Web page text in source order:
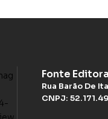
Fonte
Rua Barão De
CNPJ: